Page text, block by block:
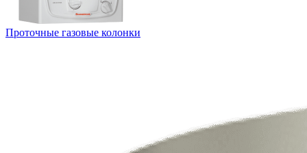
Проточные газовые колонки